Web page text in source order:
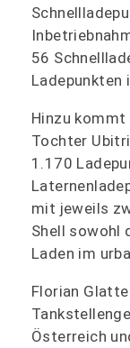
56
Ladepunkten
Hinzu
Tochter
1.170
mit jeweils
Shell sowohl
Laden im
Florian
Österreich